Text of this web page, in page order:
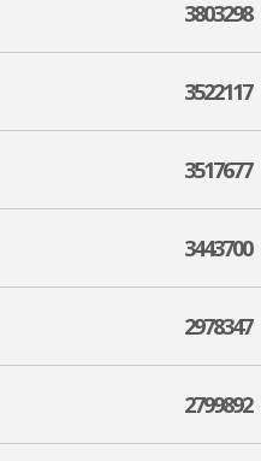
3803298
3522117
3517677
3443700
2978347
2799892